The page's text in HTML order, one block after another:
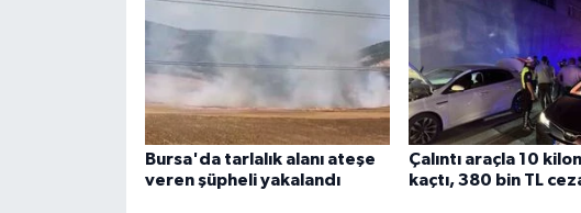
Bursa'da tarlalık alanı ateşe
veren şüpheli yakalandı
Çalıntı araçla 10
kaçtı, 380 bin TL